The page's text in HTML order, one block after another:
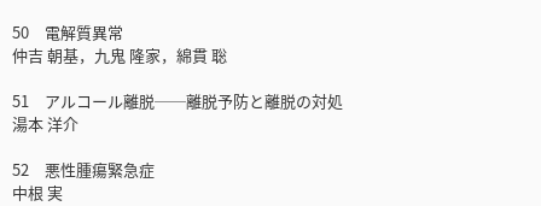
50 電解質異常
仲吉 朝基，九鬼 隆家，綿貫 聡
51 アルコール離脱──離脱予防と離脱の対処
湯本 洋介
52 悪性腫瘍緊急症
中根 実